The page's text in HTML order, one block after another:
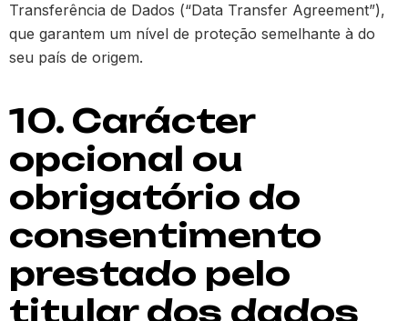
Transferência de Dados (“Data Transfer Agreement”),
que garantem um nível de proteção semelhante à do
seu país de origem.
10. Carácter
opcional ou
obrigatório do
consentimento
prestado pelo
titular dos dados